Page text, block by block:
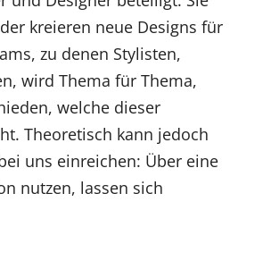
kreieren neue Designs für
zu denen Stylisten,
wird Thema für Thema,
welche dieser
Theoretisch kann jedoch
uns einreichen: Über eine
nutzen, lassen sich